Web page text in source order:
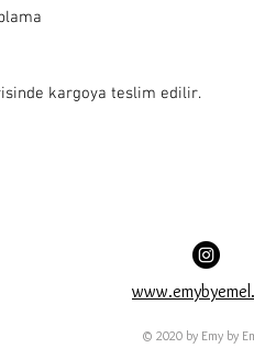
kargoya teslim edilir.
© 2020 by Emy by